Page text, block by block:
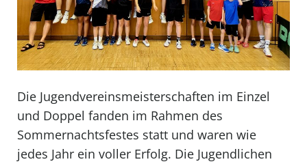
Die Jugendvereinsmeisterschaften im Einzel
und Doppel fanden im Rahmen des
Sommernachtsfestes statt und waren wie
jedes Jahr ein voller Erfolg. Die Jugendlichen